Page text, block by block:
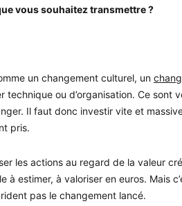
vous souhaitez transmettre ?
un changement culturel, un
technique ou d’organisation. Ce sont
Il faut donc investir vite et
pris.
les actions au regard de la valeur
à estimer, à valoriser en euros. Mais
pas le changement lancé.